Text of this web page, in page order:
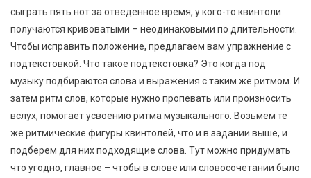
сыграть пять нот за отведенное время, у кого-то квинтоли
получаются кривоватыми – неодинаковыми по длительности.
Чтобы исправить положение, предлагаем вам упражнение с
подтекстовкой. Что такое подтекстовка? Это когда под
музыку подбираются слова и выражения с таким же ритмом. И
затем ритм слов, которые нужно пропевать или произносить
вслух, помогает усвоению ритма музыкального. Возьмем те
же ритмические фигуры квинтолей, что и в задании выше, и
подберем для них подходящие слова. Тут можно придумать
что угодно, главное – чтобы в слове или словосочетании было